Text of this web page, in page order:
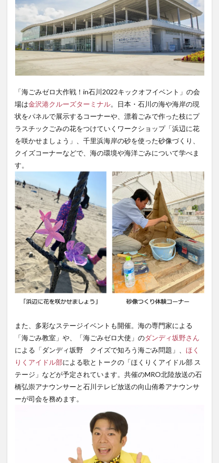
「海ごみゼロ大作戦！in石川2022キックオフイベント」の会
場は金沢港クルーズターミナル。日本・石川の海や海岸の現
状をパネルで展示するコーナーや、漂着ごみで作った枝にプ
ラスチックごみの花をつけていくワークショップ「浜辺に花
を咲かせましょう」、千里浜海岸の砂を使った砂像づくり、
クイズコーナーなどで、海の環境や海洋ごみについて学べま
す。
また、多彩なステージイベントも開催。海の専門家による
「海ごみ教室」や、「海ごみゼロ大使」のダンディ坂野さん
による「ダンディ坂野 クイズで知ろう海ごみ問題」、 ほく
りくアイドル部による歌とトークの「ほくりくアイドル部 ス
テージ」などが予定されています。共催のMRO北陸放送の石
橋弘崇アナウンサーと石川テレビ放送の向山侑希アナウンサ
ーが司会を務めます。